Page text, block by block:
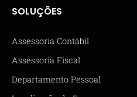
SOLUÇÕES
Assessoria Contábil
Assessoria Fiscal
Departamento Pessoal